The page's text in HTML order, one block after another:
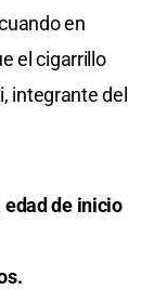
en
el cigarrillo
integrante del
de inicio